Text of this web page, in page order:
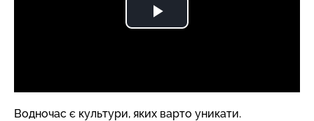
Водночас є культури, яких варто уникати.